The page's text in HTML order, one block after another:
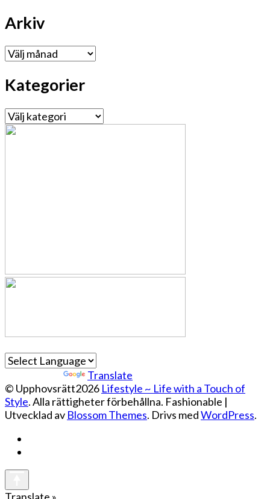
Arkiv
Arkiv
Kategorier
Kategorier
Translate
© Upphovsrätt2026 Lifestyle ~ Life with a Touch of
Style. Alla rättigheter förbehållna. Fashionable |
Utvecklad av Blossom Themes. Drivs medWordPress.